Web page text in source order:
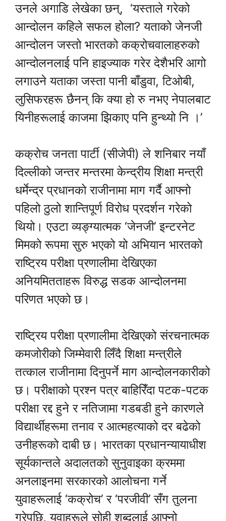
उनले अगाडि लेखेका छन्, ‘यस्ताले गरेको
आन्दोलन कहिले सफल होला? यताको जेनजी
आन्दोलन जस्तो भारतको कक्रोचवालाहरुको
आन्दोलनलाई पनि हाइज्याक गरेर देशैभरि आगो
लगाउने यताका जस्ता पानी बाँडुवा, टिओबी,
लुसिफरहरू छैनन् कि क्या हो रु नभए नेपालबाट
यिनीहरूलाई काजमा झिकाए पनि हुन्थ्यो नि ।’
कक्रोच जनता पार्टी (सीजेपी) ले शनिबार नयाँ
दिल्लीको जन्तर मन्तरमा केन्द्रीय शिक्षा मन्त्री
धर्मेन्द्र प्रधानको राजीनामा माग गर्दै आफ्नो
पहिलो ठुलो शान्तिपूर्ण विरोध प्रदर्शन गरेको
थियो। एउटा व्यङ्ग्यात्मक ‘जेनजी’ इन्टरनेट
मिमको रूपमा सुरु भएको यो अभियान भारतको
राष्ट्रिय परीक्षा प्रणालीमा देखिएका
अनियमितताहरू विरुद्ध सडक आन्दोलनमा
परिणत भएको छ।
राष्ट्रिय परीक्षा प्रणालीमा देखिएको संरचनात्मक
कमजोरीको जिम्मेवारी लिँदै शिक्षा मन्त्रीले
तत्काल राजीनामा दिनुपर्ने माग आन्दोलनकारीको
छ। परीक्षाको प्रश्न पत्र बाहिरिँदा पटक-पटक
परीक्षा रद्द हुने र नतिजामा गडबडी हुने कारणले
विद्यार्थीहरूमा तनाव र आत्महत्याको दर बढेको
उनीहरूको दाबी छ। भारतका प्रधानन्यायाधीश
सूर्यकान्तले अदालतको सुनुवाइका क्रममा
अनलाइनमा सरकारको आलोचना गर्ने
युवाहरूलाई ‘कक्रोच’ र ‘परजीवी’ सँग तुलना
गरेपछि, युवाहरूले सोही शब्दलाई आफ्नो